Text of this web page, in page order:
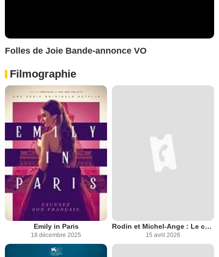
Folles de Joie Bande-annonce VO
Filmographie
Emily in Paris
18 décembre 2025
Rodin et Michel-Ange : Le chant des statues
15 avril 2026